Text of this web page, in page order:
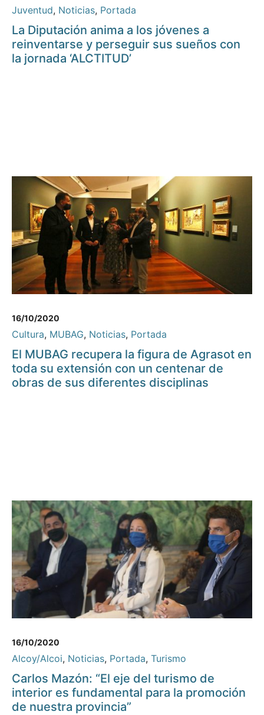
Juventud, Noticias, Portada
La Diputación anima a los jóvenes a
reinventarse y perseguir sus sueños con
la jornada ‘ALCTITUD’
16/10/2020
Cultura, MUBAG, Noticias, Portada
El MUBAG recupera la figura de Agrasot en
toda su extensión con un centenar de
obras de sus diferentes disciplinas
16/10/2020
Alcoy/Alcoi, Noticias, Portada, Turismo
Carlos Mazón: “El eje del turismo de
interior es fundamental para la promoción
de nuestra provincia”